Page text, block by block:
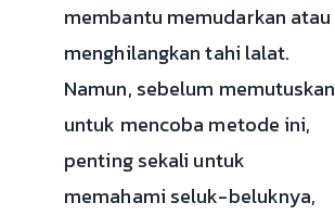
membantu memudarkan atau
menghilangkan tahi lalat.
Namun, sebelum memutuskan
untuk mencoba metode ini,
penting sekali untuk
memahami seluk-beluknya,